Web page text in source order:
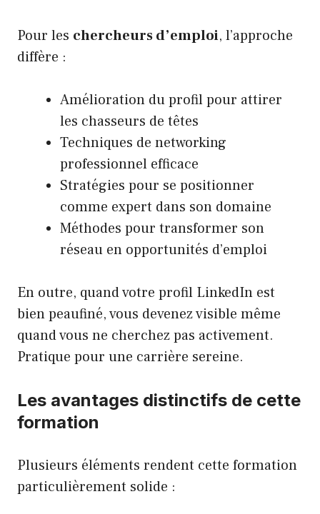
Pour les chercheurs d’emploi, l’approche
diffère :
Amélioration du profil pour attirer
les chasseurs de têtes
Techniques de networking
professionnel efficace
Stratégies pour se positionner
comme expert dans son domaine
Méthodes pour transformer son
réseau en opportunités d’emploi
En outre, quand votre profil LinkedIn est
bien peaufiné, vous devenez visible même
quand vous ne cherchez pas activement.
Pratique pour une carrière sereine.
Les avantages distinctifs de cette
formation
Plusieurs éléments rendent cette formation
particulièrement solide :